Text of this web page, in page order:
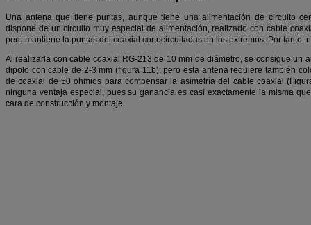
Una antena que tiene puntas, aunque tiene una alimentación de circuito
dispone de un circuito muy especial de alimentación, realizado con cable
pero mantiene la puntas del coaxial cortocircuitadas en los extremos. Por tanto,
Al realizarla con cable coaxial RG-213 de 10 mm de diámetro, se consigue un
dipolo con cable de 2-3 mm (figura 11b), pero esta antena requiere también
de coaxial de 50 ohmios para compensar la asimetría del cable coaxial
ninguna ventaja especial, pues su ganancia es casi exactamente la misma
cara de construcción y montaje.